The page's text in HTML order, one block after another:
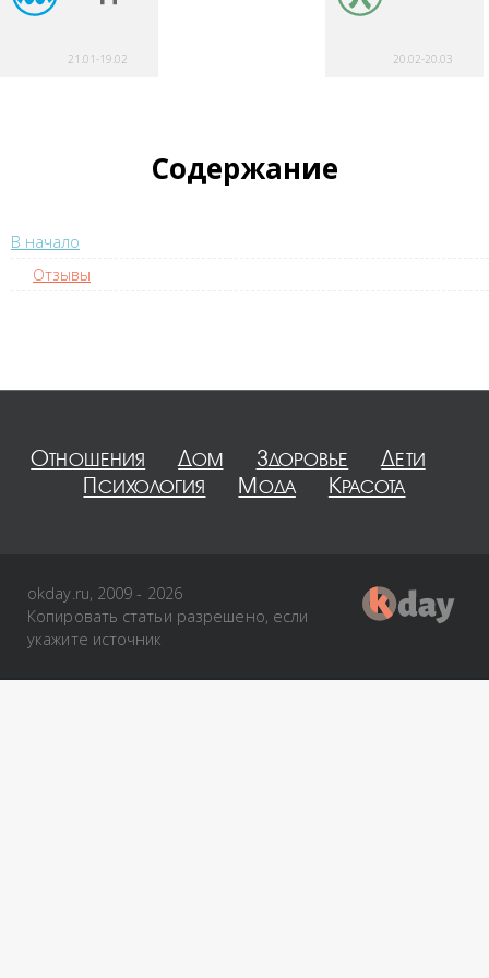
21.01-19.02 20.02-20.03
Содержание
В начало
Отзывы
Отношения Дом Здоровье
Дети
Психология
Мода Красота
okday.ru, 2009 - 2026
Копировать статьи разрешено, если
укажите источник